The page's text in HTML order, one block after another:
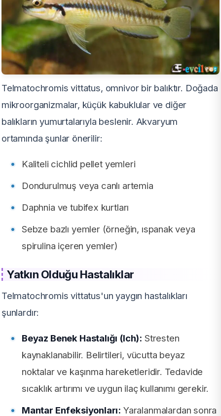
Telmatochromis vittatus, omnivor bir balıktır. Doğada
mikroorganizmalar, küçük kabuklular ve diğer
balıkların yumurtalarıyla beslenir. Akvaryum
ortamında şunlar önerilir:
Kaliteli cichlid pellet yemleri
Dondurulmuş veya canlı artemia
Daphnia ve tubifex kurtları
Sebze bazlı yemler (örneğin, ıspanak veya
spirulina içeren yemler)
Yatkın Olduğu Hastalıklar
Telmatochromis vittatus'un yaygın hastalıkları
şunlardır:
Beyaz Benek Hastalığı (Ich): Stresten
kaynaklanabilir. Belirtileri, vücutta beyaz
noktalar ve kaşınma hareketleridir. Tedavide
sıcaklık artırımı ve uygun ilaç kullanımı gerekir.
Mantar Enfeksiyonları: Yaralanmalardan sonra